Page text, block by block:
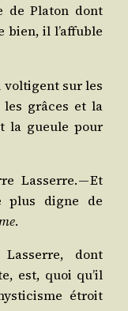
de Pla­ton dont
bien, il l’affuble
sur les
les grâces et la
la gueule pour
Las­serre. — Et
plus digne de
.
dont
est, quoi qu’il
étroit